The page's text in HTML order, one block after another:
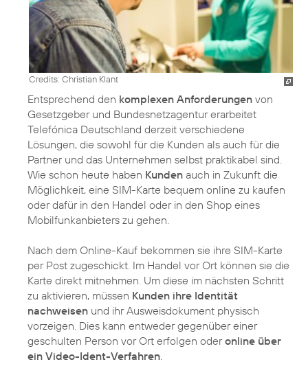
Credits: Christian Klant
Entsprechend den komplexen Anforderungen von
Gesetzgeber und Bundesnetzagentur erarbeitet
Telefónica Deutschland derzeit verschiedene
Lösungen, die sowohl für die Kunden als auch für die
Partner und das Unternehmen selbst praktikabel sind.
Wie schon heute haben Kunden auch in Zukunft die
Möglichkeit, eine SIM-Karte bequem online zu kaufen
oder dafür in den Handel oder in den Shop eines
Mobilfunkanbieters zu gehen.
Nach dem Online-Kauf bekommen sie ihre SIM-Karte
per Post zugeschickt. Im Handel vor Ort können sie die
Karte direkt mitnehmen. Um diese im nächsten Schritt
zu aktivieren, müssen Kunden ihre Identität
nachweisen und ihr Ausweisdokument physisch
vorzeigen. Dies kann entweder gegenüber einer
geschulten Person vor Ort erfolgen oderonline über
ein Video-Ident-Verfahren